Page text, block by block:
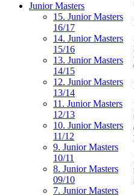
Junior Masters
15. Junior Masters
16/17
14. Junior Masters
15/16
13. Junior Masters
14/15
12. Junior Masters
13/14
11. Junior Masters
12/13
10. Junior Masters
11/12
9. Junior Masters
10/11
8. Junior Masters
09/10
7. Junior Masters